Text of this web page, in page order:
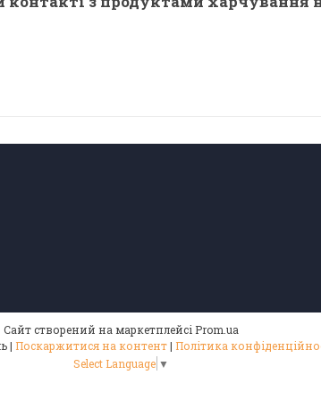
Сайт створений на маркетплейсі Prom.ua
Золотий трюфель | Поскаржитися на контент| Політика
Select Language ▼